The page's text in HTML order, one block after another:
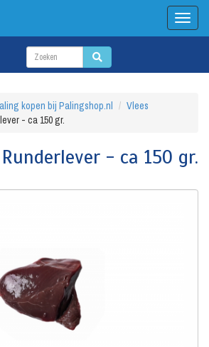
kopen bij Palingshop.nl
Vlees
- ca 150 gr.
- ca 150 gr.